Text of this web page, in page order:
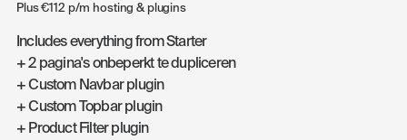
Plus €112 p/m hosting & plugins
Includes everything from Starter
+ 2 pagina's onbeperkt te dupliceren
+ Custom Navbar plugin
+ Custom Topbar plugin
+ Product Filter plugin